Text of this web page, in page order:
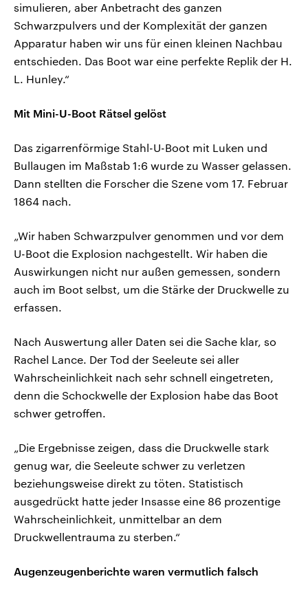
simulieren, aber Anbetracht des ganzen
Schwarzpulvers und der Komplexität der ganzen
Apparatur haben wir uns für einen kleinen Nachbau
entschieden. Das Boot war eine perfekte Replik der H.
L. Hunley.“
Mit Mini-U-Boot Rätsel gelöst
Das zigarrenförmige Stahl-U-Boot mit Luken und
Bullaugen im Maßstab 1:6 wurde zu Wasser gelassen.
Dann stellten die Forscher die Szene vom 17. Februar
1864 nach.
„Wir haben Schwarzpulver genommen und vor dem
U-Boot die Explosion nachgestellt. Wir haben die
Auswirkungen nicht nur außen gemessen, sondern
auch im Boot selbst, um die Stärke der Druckwelle zu
erfassen.
Nach Auswertung aller Daten sei die Sache klar, so
Rachel Lance. Der Tod der Seeleute sei aller
Wahrscheinlichkeit nach sehr schnell eingetreten,
denn die Schockwelle der Explosion habe das Boot
schwer getroffen.
„Die Ergebnisse zeigen, dass die Druckwelle stark
genug war, die Seeleute schwer zu verletzen
beziehungsweise direkt zu töten. Statistisch
ausgedrückt hatte jeder Insasse eine 86 prozentige
Wahrscheinlichkeit, unmittelbar an dem
Druckwellentrauma zu sterben.“
Augenzeugenberichte waren vermutlich falsch